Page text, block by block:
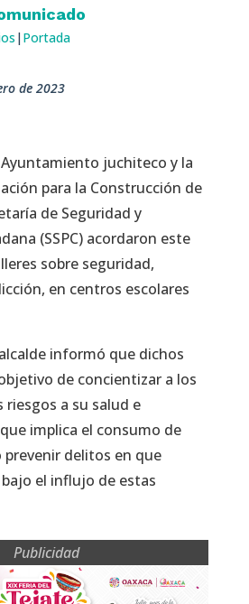
| Portada
de 2023
Ayuntamiento juchiteco y la
para la Construcción de
de Seguridad y
(SSPC) acordaron este
sobre seguridad,
en centros escolares
informó que dichos
de concientizar a los
riesgos a su salud e
implica el consumo de
prevenir delitos en que
el influjo de estas
Publicidad